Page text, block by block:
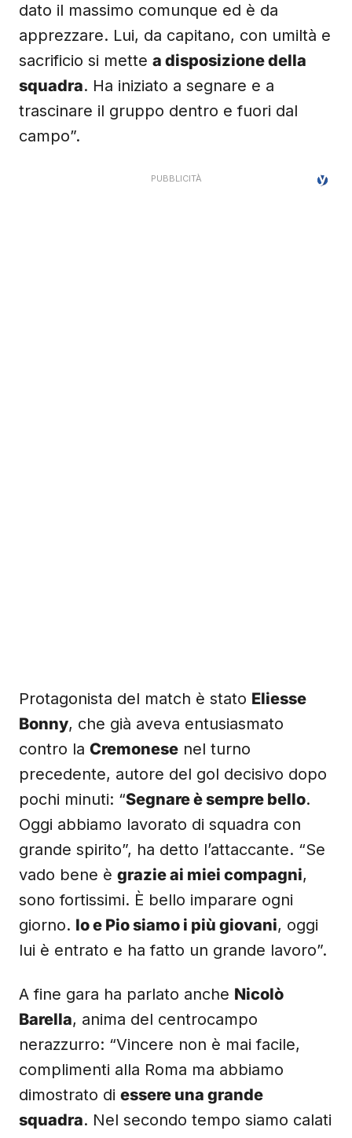
dato il massimo comunque ed è da
apprezzare. Lui, da capitano, con umiltà e
sacrificio si mette a disposizione della
squadra. Ha iniziato a segnare e a
trascinare il gruppo dentro e fuori dal
campo”.
Protagonista del match è stato Eliesse
Bonny, che già aveva entusiasmato
contro la Cremonese nel turno
precedente, autore del gol decisivo dopo
pochi minuti: “Segnare è sempre bello.
Oggi abbiamo lavorato di squadra con
grande spirito”, ha detto l’attaccante. “Se
vado bene è grazie ai miei compagni,
sono fortissimi. È bello imparare ogni
giorno. Io e Pio siamo i più giovani, oggi
lui è entrato e ha fatto un grande lavoro”.
A fine gara ha parlato anche Nicolò
Barella, anima del centrocampo
nerazzurro: “Vincere non è mai facile,
complimenti alla Roma ma abbiamo
dimostrato di essere una grande
squadra. Nel secondo tempo siamo calati